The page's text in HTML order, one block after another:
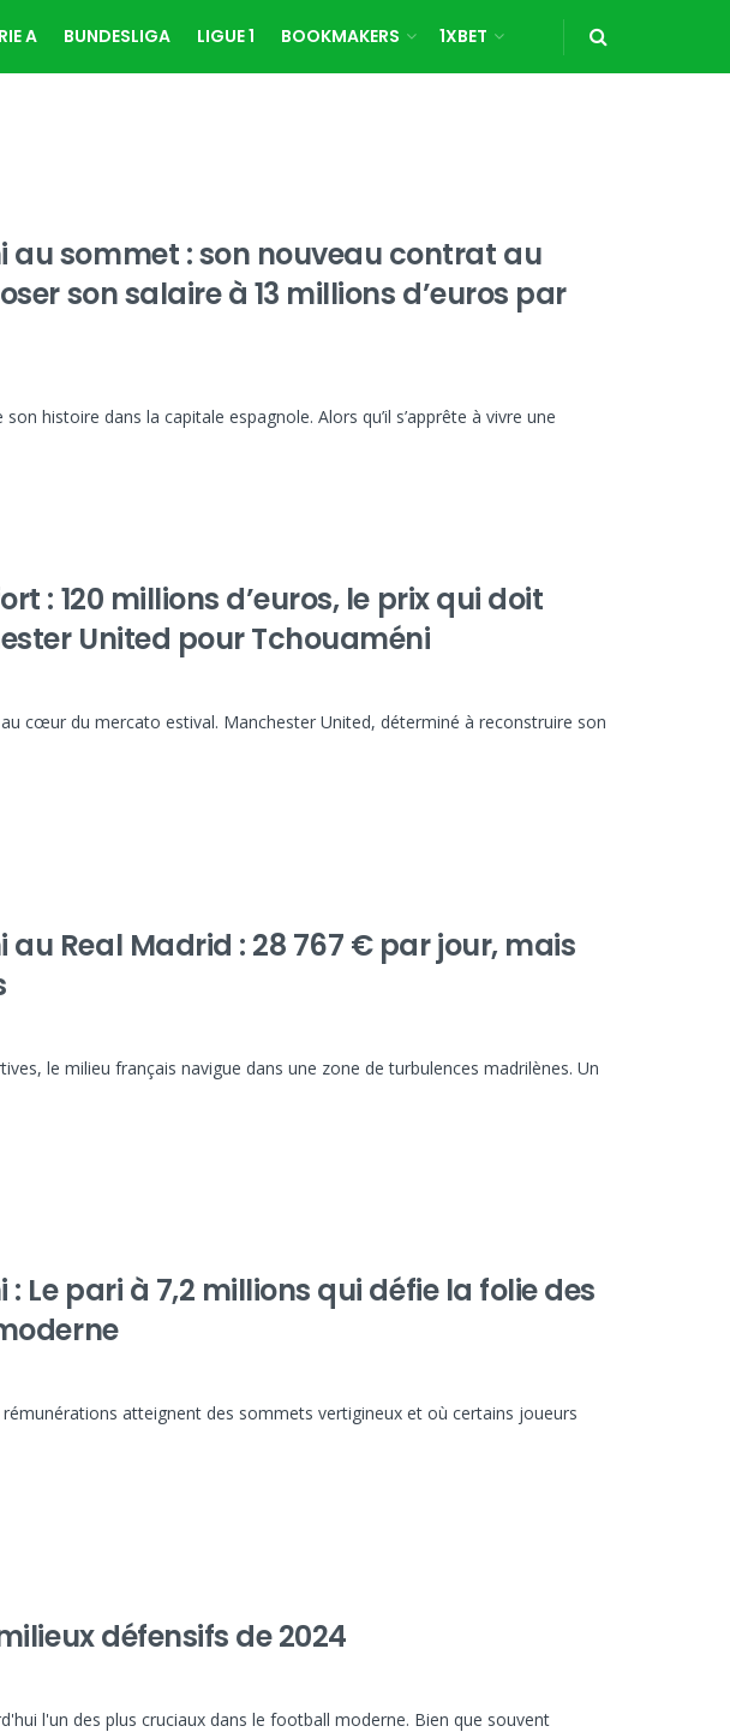
A BUNDESLIGA LIGUE 1 BOOKMAKERS 1XBET
au sommet : son nouveau contrat au
son salaire à 13 millions d’euros par
histoire dans la capitale espagnole. Alors qu’il s’apprête à vivre une
: 120 millions d’euros, le prix qui doit
United pour Tchouaméni
cœur du mercato estival. Manchester United, déterminé à reconstruire son
Real Madrid : 28 767 € par jour, mais
le milieu français navigue dans une zone de turbulences madrilènes. Un
Le pari à 7,2 millions qui défie la folie des
atteignent des sommets vertigineux et où certains joueurs
défensifs de 2024
l'un des plus cruciaux dans le football moderne. Bien que souvent